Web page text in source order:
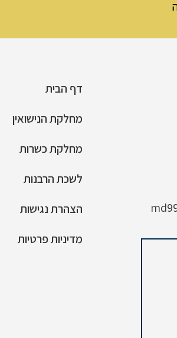
דף הבית
מחלקת הנישואין
מחלקת כשרות
לשכת הרבנות
הצהרת נגישות
מדיניות פרטיות